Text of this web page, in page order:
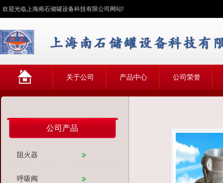
欢迎光临上海南石储罐设备科技有限公司网站!
关于公司 产品中心 公司荣誉
公司产品
阻火器
呼吸阀